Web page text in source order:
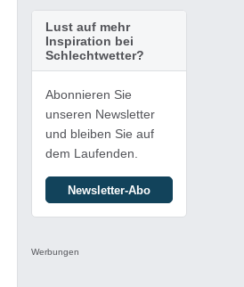
Lust auf mehr
Inspiration bei
Schlechtwetter?
Abonnieren Sie
unseren Newsletter
und bleiben Sie auf
dem Laufenden.
Newsletter-Abo
Werbungen